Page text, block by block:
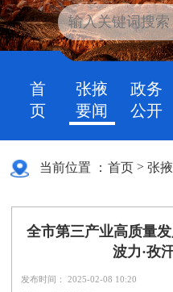
首
页
张掖
要闻
政务
公开
当前位置 ： 首页 >张
全市第三产业高质量
波力·孜
发布时间： 2025-02-08 10:20